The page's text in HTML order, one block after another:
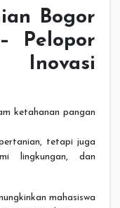
Bogor
Pelopor
Inovasi
ketahanan pangan
tetapi juga
lingkungan, dan
mahasiswa